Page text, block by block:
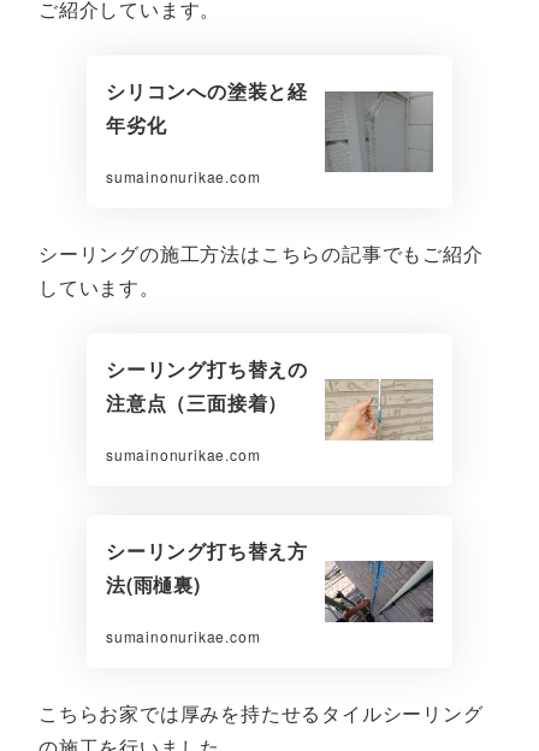
ご紹介しています。
シリコンへの塗装と経
年劣化
sumainonurikae.com
シーリングの施工方法はこちらの記事でもご紹介
しています。
シーリング打ち替えの
注意点（三面接着）
sumainonurikae.com
シーリング打ち替え方
法(雨樋裏)
sumainonurikae.com
こちらお家では厚みを持たせるタイルシーリング